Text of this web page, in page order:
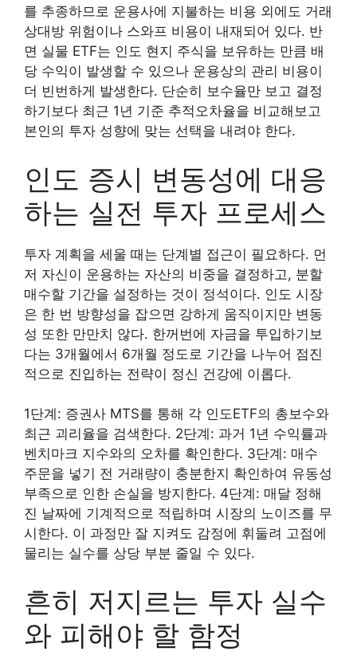
를 추종하므로 운용사에 지불하는 비용 외에도 거래
상대방 위험이나 스와프 비용이 내재되어 있다. 반
면 실물 ETF는 인도 현지 주식을 보유하는 만큼 배
당 수익이 발생할 수 있으나 운용상의 관리 비용이
더 빈번하게 발생한다. 단순히 보수율만 보고 결정
하기보다 최근 1년 기준 추적오차율을 비교해보고
본인의 투자 성향에 맞는 선택을 내려야 한다.
인도 증시 변동성에 대응
하는 실전 투자 프로세스
투자 계획을 세울 때는 단계별 접근이 필요하다. 먼
저 자신이 운용하는 자산의 비중을 결정하고, 분할
매수할 기간을 설정하는 것이 정석이다. 인도 시장
은 한 번 방향성을 잡으면 강하게 움직이지만 변동
성 또한 만만치 않다. 한꺼번에 자금을 투입하기보
다는 3개월에서 6개월 정도로 기간을 나누어 점진
적으로 진입하는 전략이 정신 건강에 이롭다.
1단계: 증권사 MTS를 통해 각 인도ETF의 총보수와
최근 괴리율을 검색한다. 2단계: 과거 1년 수익률과
벤치마크 지수와의 오차를 확인한다. 3단계: 매수
주문을 넣기 전 거래량이 충분한지 확인하여 유동성
부족으로 인한 손실을 방지한다. 4단계: 매달 정해
진 날짜에 기계적으로 적립하며 시장의 노이즈를 무
시한다. 이 과정만 잘 지켜도 감정에 휘둘려 고점에
물리는 실수를 상당 부분 줄일 수 있다.
흔히 저지르는 투자 실수
와 피해야 할 함정